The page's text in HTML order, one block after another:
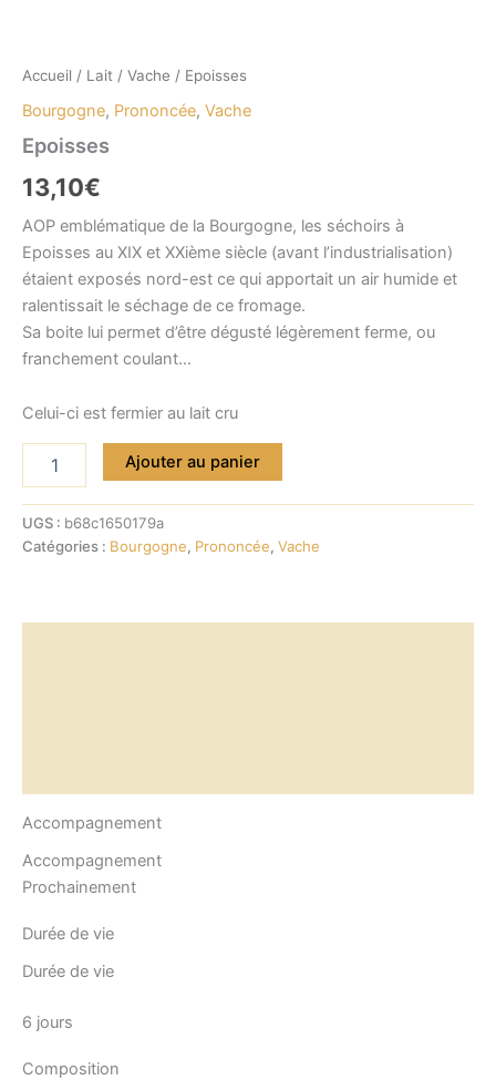
Accueil / Lait / Vache / Epoisses
Bourgogne, Prononcée, Vache
Epoisses
13,10€
AOP emblématique de la Bourgogne, les séchoirs à
Epoisses au XIX et XXième siècle (avant l’industrialisation)
étaient exposés nord-est ce qui apportait un air humide et
ralentissait le séchage de ce fromage.
Sa boite lui permet d’être dégusté légèrement ferme, ou
franchement coulant…
Celui-ci est fermier au lait cru
Ajouter au panier
UGS : b68c1650179a
Catégories : Bourgogne, Prononcée, Vache
Accompagnement
Accompagnement
Prochainement
Durée de vie
Durée de vie
6 jours
Composition